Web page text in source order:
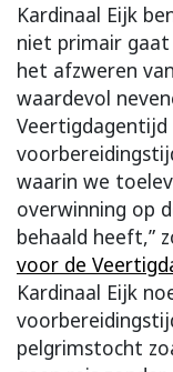
Kardinaal Eijk
niet primair
het afzweren
waardevol
waarin we
overwinning op
behaald heeft,”
voor de
Kardinaal Eijk
pelgrimstocht